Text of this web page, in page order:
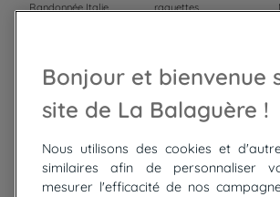
Randonnée Italie
Trek Mauritanie
raquettes
Trek
Top
circuits
Tour du lac de Constance à vélo
Bonjour et bienvenue
site de La Balaguère !
Nous utilisons des cookies et
similaires afin de personnaliser
mesurer l'efficacité de nos